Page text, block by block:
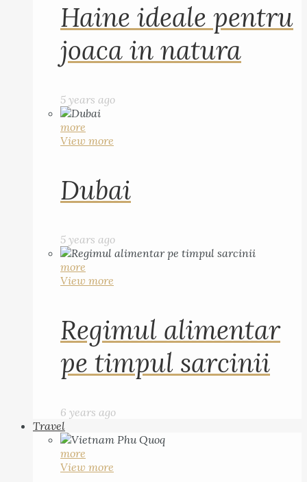
Haine ideale pentru
joaca in natura
5 years ago
more
View more
Dubai
5 years ago
more
View more
Regimul alimentar
pe timpul sarcinii
6 years ago
Travel
more
View more